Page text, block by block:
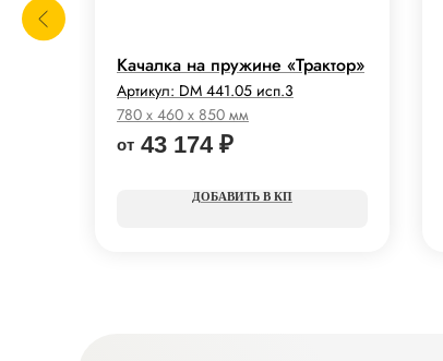
Качалка на пружине «Трактор»
Артикул: DM 441.05 исп.3
780 x 460 x 850 мм
43 174 ₽
КП